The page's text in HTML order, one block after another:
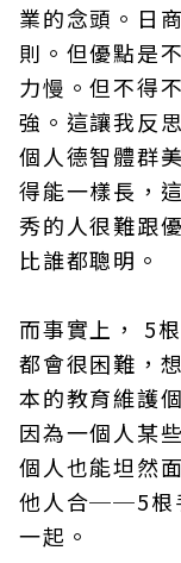
業的念頭。日
則。但優點是
力慢。但不得
強。這讓我反
個人德智體群
得能一樣長，
秀的人很難跟
比誰都聰明。
而事實上， 5
都會很困難，
本的教育維護
因為一個人某
個人也能坦然
他人合──5根
一起。